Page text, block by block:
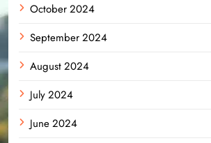
October 2024
September 2024
August 2024
July 2024
June 2024